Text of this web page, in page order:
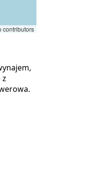
contributors